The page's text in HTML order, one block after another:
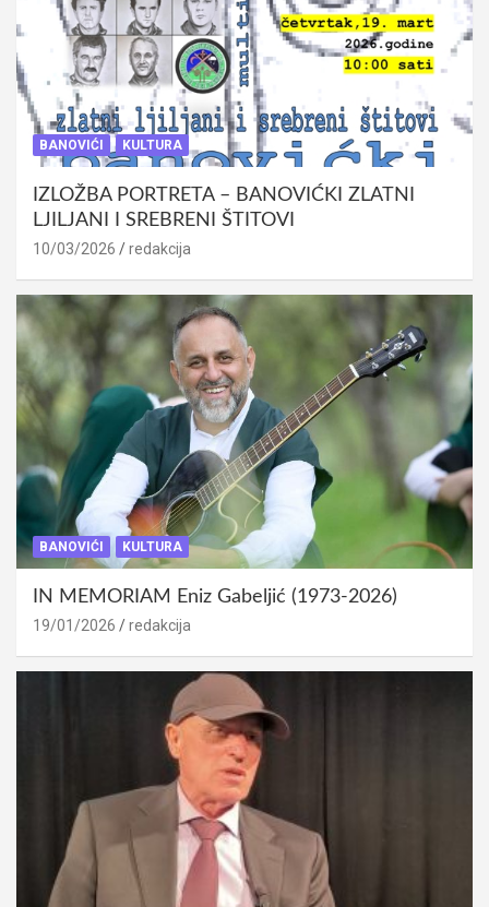
BANOVIĆI KULTURA
IZLOŽBA PORTRETA – BANOVIĆKI ZLATNI
LJILJANI I SREBRENI ŠTITOVI
10/03/2026 redakcija
BANOVIĆI KULTURA
IN MEMORIAM Eniz Gabeljić (1973-2026)
19/01/2026 redakcija